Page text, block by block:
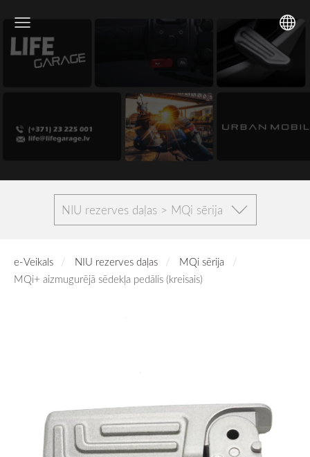
NIU rezerves daļas > MQi sērija
e-Veikals NIU rezerves daļas
MQi sērija
MQi+ aizmugurējā sēdekļa pedālis (kreisais)